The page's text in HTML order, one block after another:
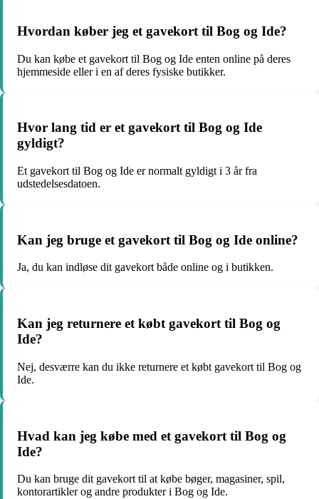
Hvordan køber jeg et gavekort til Bog og Ide?
Du kan købe et gavekort til Bog og Ide enten online på deres
hjemmeside eller i en af deres fysiske butikker.
Hvor lang tid er et gavekort til Bog og Ide
gyldigt?
Et gavekort til Bog og Ide er normalt gyldigt i 3 år fra
udstedelsesdatoen.
Kan jeg bruge et gavekort til Bog og Ide online?
Ja, du kan indløse dit gavekort både online og i butikken.
Kan jeg returnere et købt gavekort til Bog og
Ide?
Nej, desværre kan du ikke returnere et købt gavekort til Bog og
Ide.
Hvad kan jeg købe med et gavekort til Bog og
Ide?
Du kan bruge dit gavekort til at købe bøger, magasiner, spil,
kontorartikler og andre produkter i Bog og Ide.